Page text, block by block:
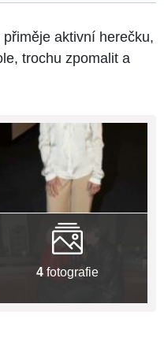
aktivní herečku,
trochu zpomalit a
4 fotografie